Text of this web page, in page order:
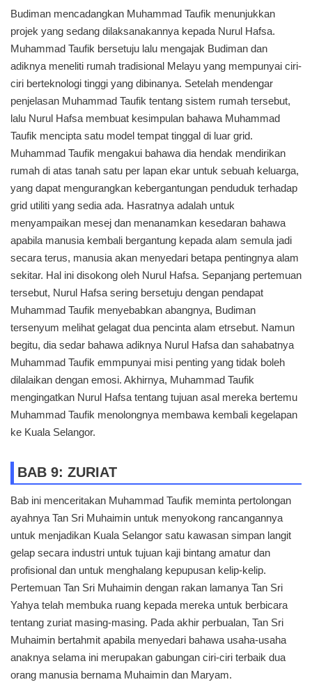
Budiman mencadangkan Muhammad Taufik menunjukkan
projek yang sedang dilaksanakannya kepada Nurul Hafsa.
Muhammad Taufik bersetuju lalu mengajak Budiman dan
adiknya meneliti rumah tradisional Melayu yang mempunyai ciri-
ciri berteknologi tinggi yang dibinanya. Setelah mendengar
penjelasan Muhammad Taufik tentang sistem rumah tersebut,
lalu Nurul Hafsa membuat kesimpulan bahawa Muhammad
Taufik mencipta satu model tempat tinggal di luar grid.
Muhammad Taufik mengakui bahawa dia hendak mendirikan
rumah di atas tanah satu per lapan ekar untuk sebuah keluarga,
yang dapat mengurangkan kebergantungan penduduk terhadap
grid utiliti yang sedia ada. Hasratnya adalah untuk
menyampaikan mesej dan menanamkan kesedaran bahawa
apabila manusia kembali bergantung kepada alam semula jadi
secara terus, manusia akan menyedari betapa pentingnya alam
sekitar. Hal ini disokong oleh Nurul Hafsa. Sepanjang pertemuan
tersebut, Nurul Hafsa sering bersetuju dengan pendapat
Muhammad Taufik menyebabkan abangnya, Budiman
tersenyum melihat gelagat dua pencinta alam etrsebut. Namun
begitu, dia sedar bahawa adiknya Nurul Hafsa dan sahabatnya
Muhammad Taufik emmpunyai misi penting yang tidak boleh
dilalaikan dengan emosi. Akhirnya, Muhammad Taufik
mengingatkan Nurul Hafsa tentang tujuan asal mereka bertemu
Muhammad Taufik menolongnya membawa kembali kegelapan
ke Kuala Selangor.
BAB 9: ZURIAT
Bab ini menceritakan Muhammad Taufik meminta pertolongan
ayahnya Tan Sri Muhaimin untuk menyokong rancangannya
untuk menjadikan Kuala Selangor satu kawasan simpan langit
gelap secara industri untuk tujuan kaji bintang amatur dan
profisional dan untuk menghalang kepupusan kelip-kelip.
Pertemuan Tan Sri Muhaimin dengan rakan lamanya Tan Sri
Yahya telah membuka ruang kepada mereka untuk berbicara
tentang zuriat masing-masing. Pada akhir perbualan, Tan Sri
Muhaimin bertahmit apabila menyedari bahawa usaha-usaha
anaknya selama ini merupakan gabungan ciri-ciri terbaik dua
orang manusia bernama Muhaimin dan Maryam.